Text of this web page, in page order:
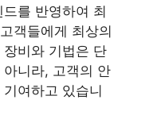
를 반영하여 최
객들에게 최상의
비와 기법은 단
니라, 고객의 안
여하고 있습니